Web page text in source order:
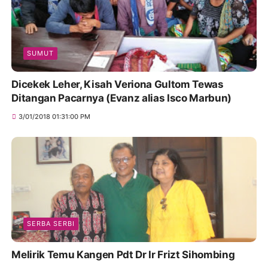
SUMUT
Dicekek Leher, Kisah Veriona Gultom Tewas
Ditangan Pacarnya (Evanz alias Isco Marbun)
3/01/2018 01:31:00 PM
SERBA SERBI
Melirik Temu Kangen Pdt Dr Ir Frizt Sihombing